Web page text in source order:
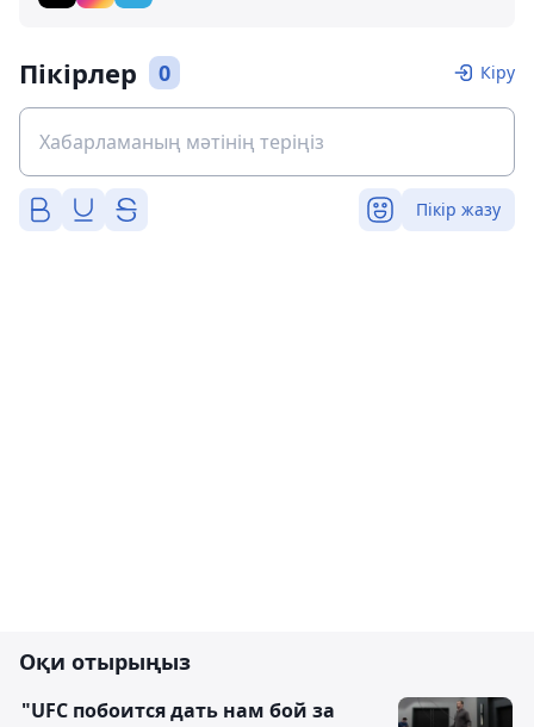
Пікірлер 0 Кіру
Пікір жазу
Оқи отырыңыз
"UFC побоится дать нам бой за